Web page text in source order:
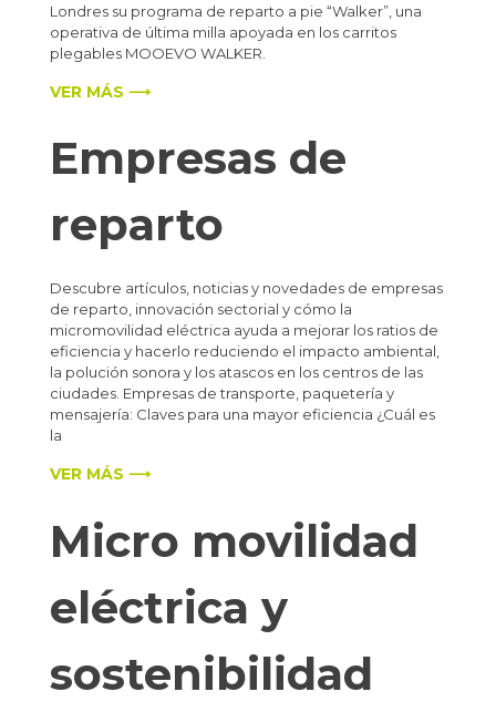
Londres su programa de reparto a pie “Walker”, una
operativa de última milla apoyada en los carritos
plegables MOOEVO WALKER.
VER MÁS ⟶
Empresas de
reparto
Descubre artículos, noticias y novedades de empresas
de reparto, innovación sectorial y cómo la
micromovilidad eléctrica ayuda a mejorar los ratios de
eficiencia y hacerlo reduciendo el impacto ambiental,
la polución sonora y los atascos en los centros de las
ciudades. Empresas de transporte, paquetería y
mensajería: Claves para una mayor eficiencia ¿Cuál es
la
VER MÁS ⟶
Micro movilidad
eléctrica y
sostenibilidad